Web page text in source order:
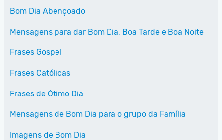
Bom Dia Abençoado
Mensagens para dar Bom Dia, Boa Tarde e Boa Noite
Frases Gospel
Frases Católicas
Frases de Ótimo Dia
Mensagens de Bom Dia para o grupo da Família
Imagens de Bom Dia